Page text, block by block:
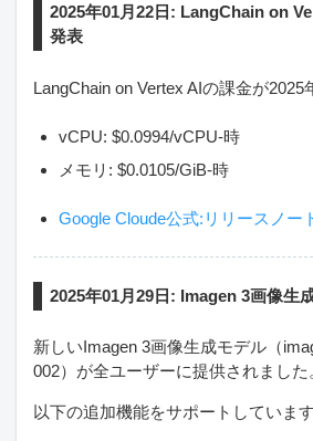
2025年01月22日: LangChain on
発表
LangChain on Vertex AIの課金が2025
vCPU: $0.0994/vCPU-時
メモリ: $0.0105/GiB-時
Google Cloude公式:リリースノー
2025年01月29日: Imagen 3画像生
新しいImagen 3画像生成モデル（
002）が全ユーザーに提供されました
以下の追加機能をサポートしています